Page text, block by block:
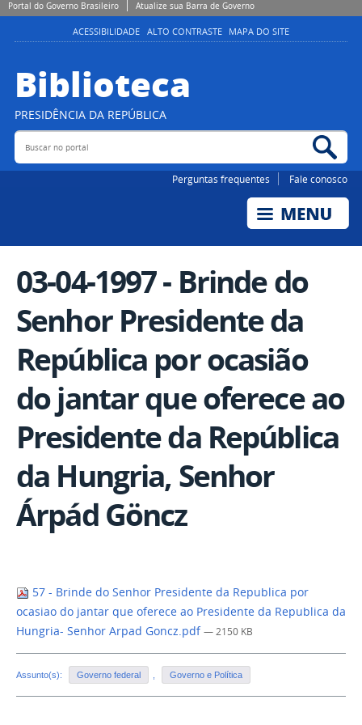
Portal do Governo Brasileiro Atualize sua Barra de Governo
ACESSIBILIDADE ALTO CONTRASTE MAPA DO SITE
Biblioteca
PRESIDÊNCIA DA REPÚBLICA
Buscar no portal
Perguntas frequentes Fale conosco
03-04-1997 - Brinde do
Senhor Presidente da
República por ocasião
do jantar que oferece ao
Presidente da República
da Hungria, Senhor
Árpád Göncz
57 - Brinde do Senhor Presidente da Republica por
ocasiao do jantar que oferece ao Presidente da Republica da
Hungria- Senhor Arpad Goncz.pdf — 2150 KB
Assunto(s): Governo federal Governo e Política